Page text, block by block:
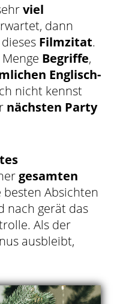
viel
dann
Filmzitat.
Begriffe,
Englisch-
nicht kennst
nächsten Party
gesamten
Absichten
nach gerät das
Als der
ausbleibt,